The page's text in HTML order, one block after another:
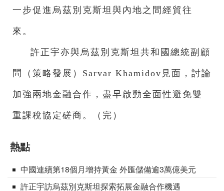
一步促進烏茲別克斯坦與內地之間經貿往
來。
許正宇亦與烏茲別克斯坦共和國總統副顧
問（策略發展）Sarvar Khamidov見面，討論
加強兩地金融合作，盡早啟動全面性避免雙
重課稅協定磋商。（完）
熱點
中國連續第18個月增持黃金 外匯儲備逾3萬億美元
許正宇訪烏茲別克斯坦探索拓展金融合作機遇